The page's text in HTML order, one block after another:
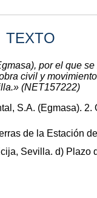
TEXTO
por el que
civil y
(NET157222)
S.A. (Egmasa). 2.
de la Estación
Sevilla. d) Plazo